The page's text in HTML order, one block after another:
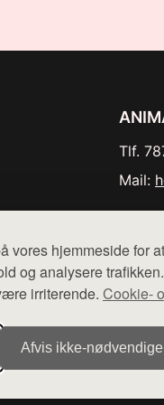
vores hjemmeside for
og analysere
irriterende. Cookie-
Afvis ikke‑nødvendige
Tlf.
Mail:
sælges ikke varer fra